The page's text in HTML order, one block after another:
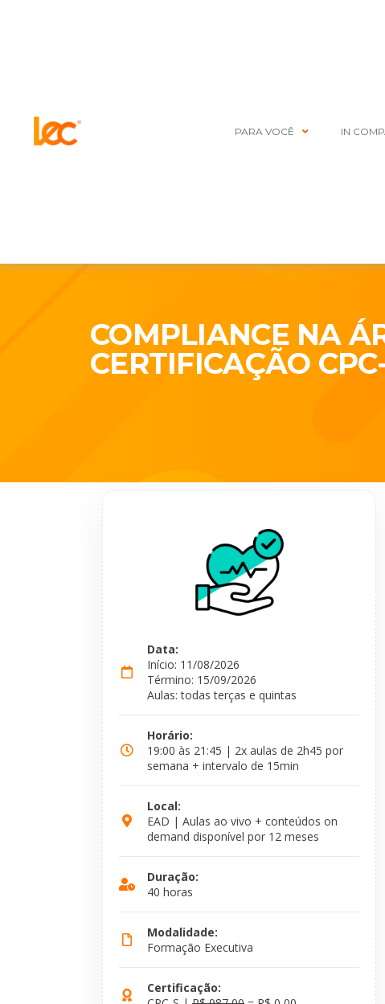
PARA VOCÊ IN
COMPLIANCE NA
CERTIFICAÇÃO
Data:
Início: 11/08/2026
Término: 15/09/2026
Aulas: todas terças e quintas
Horário:
19:00 às 21:45 | 2x aulas de 2h45 por
semana + intervalo de 15min
Local:
EAD | Aulas ao vivo + conteúdos on
demand disponível por 12 meses
Duração:
40 horas
Modalidade:
Formação Executiva
Certificação: